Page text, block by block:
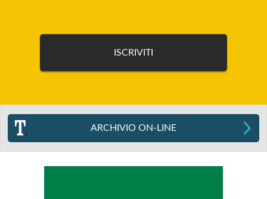
ARCHIVIO ON-LINE